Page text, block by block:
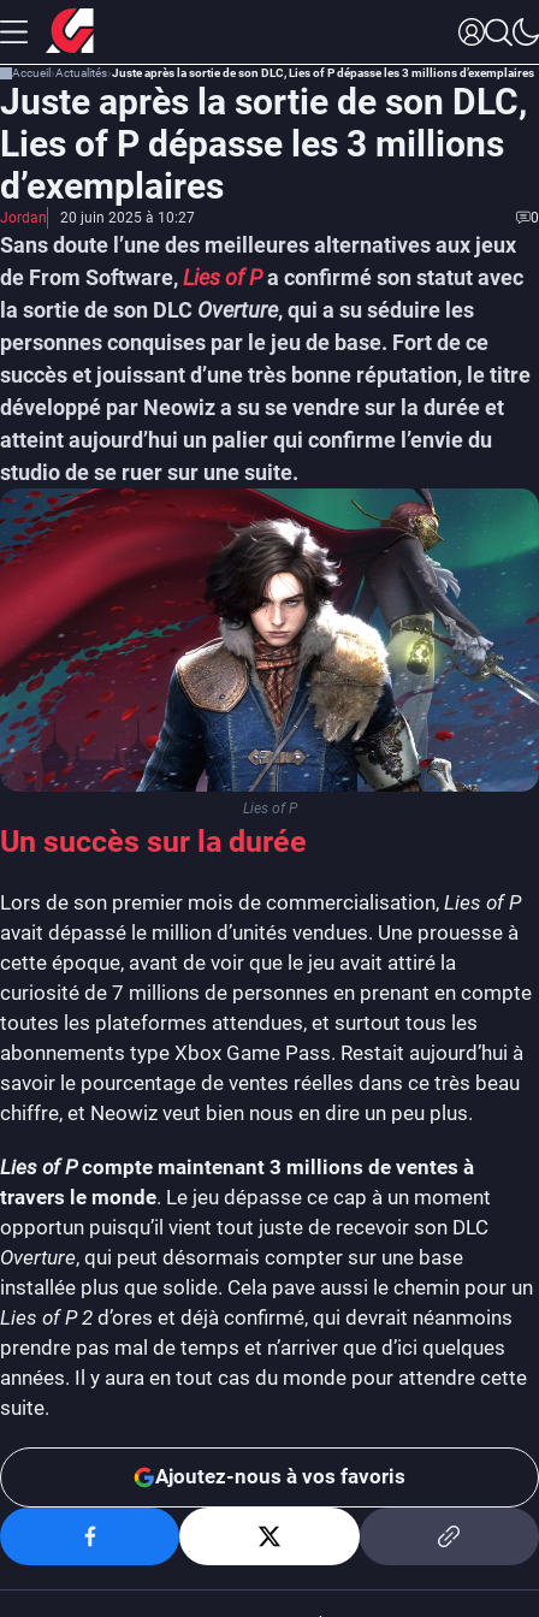
Accueil Actualités Juste après la sortie de son DLC, Lies of P dépasse les 3 millions d’exemplaires
Juste après la sortie de son DLC,
Lies of P dépasse les 3 millions
d’exemplaires
Jordan 20 juin 2025 à 10:27 0
Sans doute l’une des meilleures alternatives aux jeux
de From Software,Lies of Pa confirmé son statut avec
la sortie de son DLC Overture, qui a su séduire les
personnes conquises par le jeu de base. Fort de ce
succès et jouissant d’une très bonne réputation, le titre
développé par Neowiz a su se vendre sur la durée et
atteint aujourd’hui un palier qui confirme l’envie du
studio de se ruer sur une suite.
Lies of P
Un succès sur la durée
Lors de son premier mois de commercialisation, Lies of P
avait dépassé le million d’unités vendues. Une prouesse à
cette époque, avant de voir que le jeu avait attiré la
curiosité de 7 millions de personnes en prenant en compte
toutes les plateformes attendues, et surtout tous les
abonnements type Xbox Game Pass. Restait aujourd’hui à
savoir le pourcentage de ventes réelles dans ce très beau
chiffre, et Neowiz veut bien nous en dire un peu plus.
Lies of Pcompte maintenant 3 millions de ventes à
travers le monde. Le jeu dépasse ce cap à un moment
opportun puisqu’il vient tout juste de recevoir son DLC
Overture, qui peut désormais compter sur une base
installée plus que solide. Cela pave aussi le chemin pour un
Lies of P 2 d’ores et déjà confirmé, qui devrait néanmoins
prendre pas mal de temps et n’arriver que d’ici quelques
années. Il y aura en tout cas du monde pour attendre cette
suite.
Ajoutez-nous à vos favoris